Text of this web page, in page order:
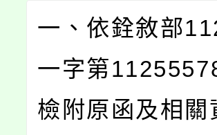
一、依銓敘部
一字第
檢附原函及相